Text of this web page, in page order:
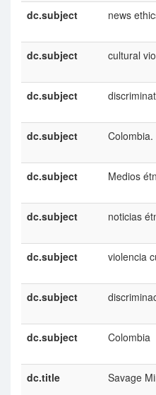
dc.subject
news
dc.subject
cultural
dc.subject
dc.subject
Colombia.
dc.subject
Medios
dc.subject
noticias
dc.subject
violencia
dc.subject
dc.subject
Colombia
dc.title
Savage